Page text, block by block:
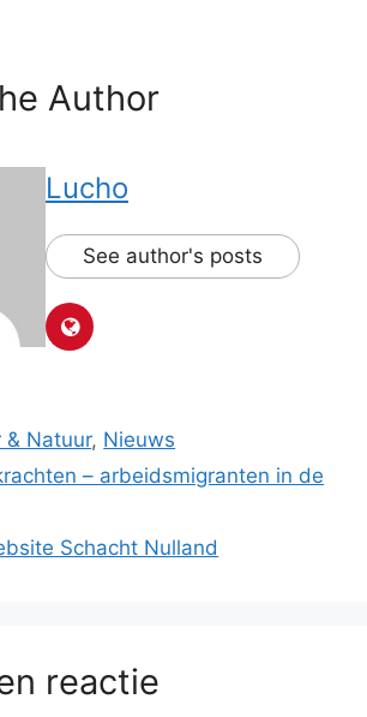
Author
Lucho
See author's posts
& Natuur, Nieuws
– arbeidsmigranten in de
Schacht Nulland
reactie